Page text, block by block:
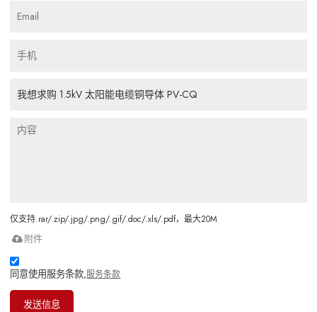
仅支持.rar/.zip/.jpg/.png/.gif/.doc/.xls/.pdf，最大20M
附件
同意使用服务条款,服务条款
发送信息